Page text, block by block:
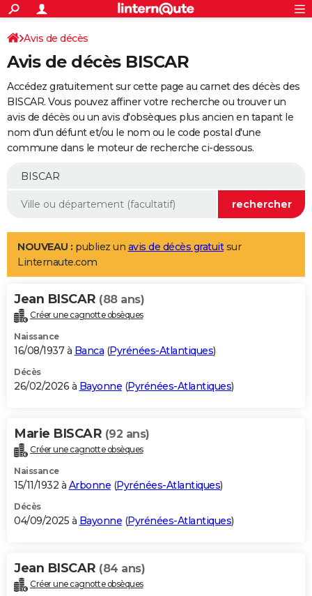
ACTUALITÉS
Politique
Société
Faits Divers
Education
Monde
Villes
+
SPORT
Coupe du monde 2026
Football
Tennis
Cyclisme
Rugby
Forum
Programme TV
TNT
Streaming
Cinéma
Sorties cinéma
Musique
+
FINANCE
Retraite
Epargne
Immobilier
Risques naturels par ville
Banque
Assurance
AUTO
Essais
Réserver un essai
Citadines
Berlines
SUV
Forum auto
+
Mobiles
Meilleur smartphone
Internet
Ordinateurs
Jeux vidéo
Guide high-tech
Aménagement intérieur
LIFESTYLE
Art de vivre
Bien-être
Loisirs
Mode
Modes de vie
Alimentation
Guide de la santé
Maladies
Médicaments
Sommeil
VOYAGE
Destinations
City break
Voyage nature
Voyage de noces
Forum
Climat
+PHOTO
GUIDES D'ACHAT
BONS PLANS
Carte de Noël
Carte Bonne année
Carte Saint-Valentin
Carte Pâques
Carte d'anniversaire
DICTIONNAIRE
Dictionnaire
Biographies
Citations
Expressions
Proverbes
PROGRAMME TV
S'inscrire
Se connecter
Lycées
Collèges
Primaires
Universités
Entreprises
Service militaire
Avis de recherche
AVIS DE DÉCÈS
Bricolage
Lifestyle
Culture
Sport
Auto
Television
Voyage
Cinema
Avis de décès
Avis de décès BISCAR
Accédez gratuitement sur cette page au carnet des décès des
BISCAR. Vous pouvez affiner votre recherche ou trouver un
avis de décès ou un avis d'obsèques plus ancien en tapant le
nom d'un défunt et/ou le nom ou le code postal d'une
commune dans le moteur de recherche ci-dessous.
NOUVEAU : publiez un avis de décès gratuitsur
Linternaute.com
Jean BISCAR (88 ans)
Créer une cagnotte obsèques
Naissance
16/08/1937 à Banca (Pyrénées-Atlantiques)
Décès
26/02/2026 à Bayonne (Pyrénées-Atlantiques)
Marie BISCAR (92 ans)
Créer une cagnotte obsèques
Naissance
15/11/1932 à Arbonne (Pyrénées-Atlantiques)
Décès
04/09/2025 à Bayonne (Pyrénées-Atlantiques)
Jean BISCAR (84 ans)
Créer une cagnotte obsèques